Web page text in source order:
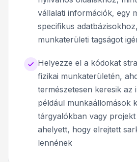
vállalati információk, egy
specifikus
munkaterületi tagságot
Helyezze el a kódokat
fizikai munkaterületén,
természetesen keresik az
például munkaállomások
tárgyalókban vagy
ahelyett, hogy elrejtett
lennének